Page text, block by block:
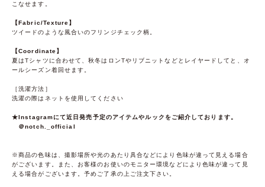
こなせます。
【Fabric/Texture】
ツイードのような風合いのフリンジチェック柄。
【Coordinate】
夏はTシャツに合わせて、秋冬はロンTやリブニットなどとレイヤードしてと、オ
ールシーズン着回せます。
［洗濯方法］
洗濯の際はネットを使用してください
★Instagramにて近日発売予定のアイテムやルックをご紹介しております。
＠notch._official
※商品の色味は、撮影場所や光のあたり具合などにより色味が違って見える場合
がございます。また、お客様のお使いのモニター環境などにより色味が違って見
える場合がございます。予めご了承の上ご注文下さい。